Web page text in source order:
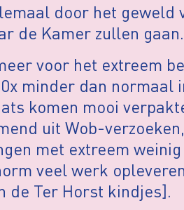
door het geweld
de Kamer zullen gaan.
voor het extreem
minder dan normaal
komen mooi
uit Wob-
met extreem
veel werk
de Ter Horst kindjes].